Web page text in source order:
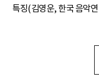
특징(김영운, 한국 음악